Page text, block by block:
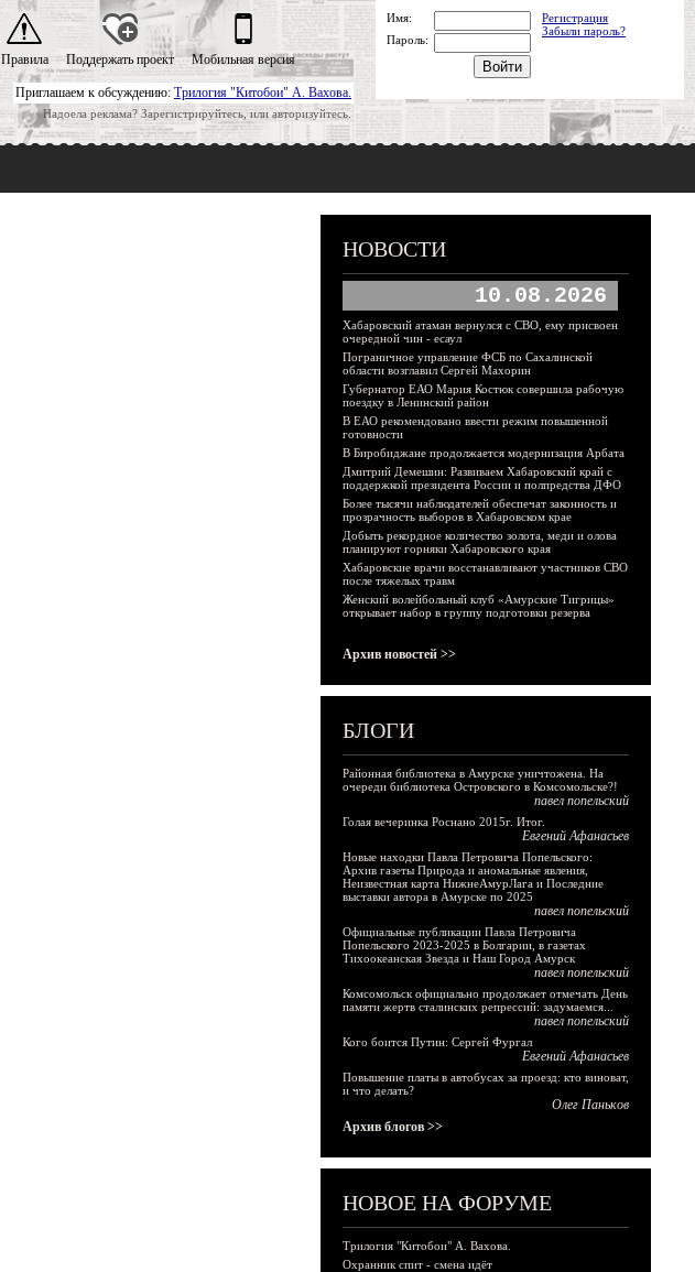
Приглашаем к обсуждению: Трилогия "Китобои" А. Вахова.
Надоела реклама? Зарегистрируйтесь, или авторизуйтесь.
Правила Поддержать проект Мобильная версия
Имя:
Регистрация
Забыли пароль?
Пароль:
НОВОСТИ
10.08.2026
Хабаровский атаман вернулся с СВО, ему присвоен
очередной чин - есаул
Пограничное управление ФСБ по Сахалинской
области возглавил Сергей Махорин
Губернатор ЕАО Мария Костюк совершила рабочую
поездку в Ленинский район
В ЕАО рекомендовано ввести режим повышенной
готовности
В Биробиджане продолжается модернизация Арбата
Дмитрий Демешин: Развиваем Хабаровский край с
поддержкой президента России и полпредства ДФО
Более тысячи наблюдателей обеспечат законность и
прозрачность выборов в Хабаровском крае
Добыть рекордное количество золота, меди и олова
планируют горняки Хабаровского края
Хабаровские врачи восстанавливают участников СВО
после тяжелых травм
Женский волейбольный клуб «Амурские Тигрицы»
открывает набор в группу подготовки резерва
Архив новостей >>
БЛОГИ
Районная библиотека в Амурске уничтожена. На
очереди библиотека Островского в Комсомольске?!
павел попельский
Голая вечеринка Роснано 2015г. Итог.
Евгений Афанасьев
Новые находки Павла Петровича Попельского:
Архив газеты Природа и аномальные явления,
Неизвестная карта НижнеАмурЛага и Последние
выставки автора в Амурске по 2025
павел попельский
Официальные публикации Павла Петровича
Попельского 2023-2025 в Болгарии, в газетах
Тихоокеанская Звезда и Наш Город Амурск
павел попельский
Комсомольск официально продолжает отмечать День
памяти жертв сталинских репрессий: задумаемся...
павел попельский
Кого боится Путин: Сергей Фургал
Евгений Афанасьев
Повышение платы в автобусах за проезд: кто виноват,
и что делать?
Олег Паньков
Архив блогов >>
НОВОЕ НА ФОРУМЕ
Трилогия "Китобои" А. Вахова.
Охранник спит - смена идёт